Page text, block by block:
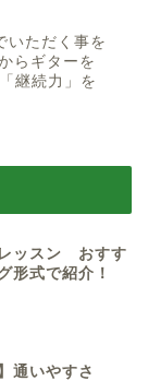
いただく事を
らギターを
継続力」を
ッスン おすす
形式で紹介！
通いやすさ